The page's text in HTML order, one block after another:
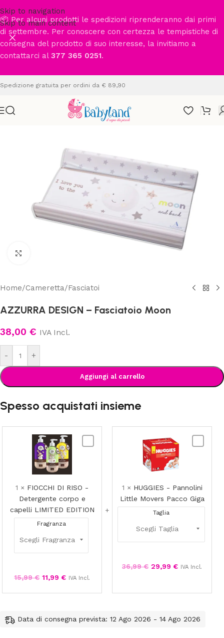
Skip to navigation
Skip to main content
📦 Per alcuni prodotti le spedizioni riprenderanno dai primi
di settembre. Per conoscere con certezza le tempistiche di
consegna del prodotto di suo interesse, la invitiamo a
contattarci al 377 365 0251.
Spedizione gratuita per ordini da € 89,90
Home/Cameretta/Fasciatoi
AZZURRA DESIGN – Fasciatoio Moon
38,00 € IVA Incl.
- +
Aggiungi al carrello
Spesso acquistati insieme
e
capelli
EDITION
1 × FIOCCHI DI RISO -
Detergente corpo e
capelli LIMITED EDITION
Fragranza
15,99€ 11,99 € IVA Incl.
Movers
Pacco
Giga
1 × HUGGIES - Pannolini
Little Movers Pacco Giga
Taglia
36,99€ 29,99 € IVA Incl.
Data di consegna prevista: 12 Ago 2026 - 14 Ago 2026